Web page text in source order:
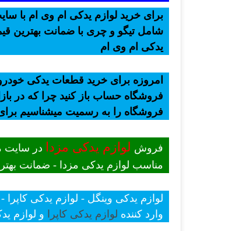
برای خرید لوازم یدکی ام وی ام با
شامل تیگو و چری با ضمانت بهترین
یدکی ام وی ام
امروزه برای خرید قطعات یدکی
فروشگاه حساب باز کنید چرا که در
فروشگاه را به رسمیت میشناسیم
فروش لوازم یدکی مزدا در سایت
مناسب لوازم یدکی مزدا - ضمانت
لوازم یدکی وینگل - لوازم یدکی کاپرا
وارد کننده لوازم یدکی کاپرا و لوازم